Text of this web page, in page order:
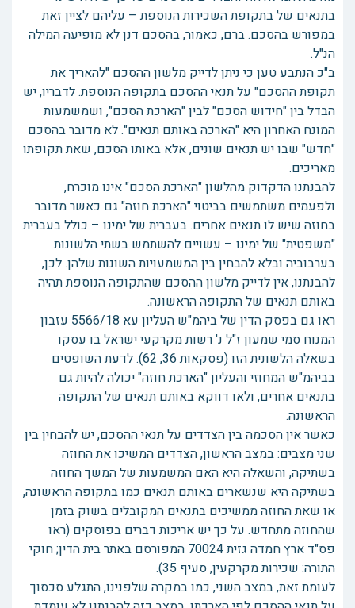
בתנאים של בתקופת השכירות הנוספת – עליהם לציין זאת
במפורש בהסכם. ברם, כאמור, בהסכם דנן לא מופיעה המילה
הנ"ל.
ב"כ הנתבע טען כי ניתן לדייק מלשון ההסכם "להאריך את
תקופת ההסכם" על תנאי ההסכם בתקופה הנוספת. לדבריו, יש
הבדל בין "חידוש הסכם" לבין "הארכת הסכם", ושמשמעות
המונח האחרון היא "הארכה באותם תנאים". לא מדובר בהסכם
"חדש" שבו יש תנאים שונים, אלא באותו הסכם, שאת תקופתו
מאריכים.
להבנתנו הדקדוק מהלשון "הארכת הסכם" אינו מוכרח,
ולפעמים משתמשים בביטוי "הארכת חוזה" גם כאשר מדובר
בחוזה שיש לו תנאים אחרים. בעברית של ימינו – כולל בעברית
"משפטית" של ימינו – עשויים להשתמש בשתי הלשונות
בערבוביה ובלא להבחין בין המשמעויות השונות שלהן. לכן,
להבנתנו, אין לדייק מלשון ההסכם שהתקופה הנוספת תהיה
באותם תנאים של התקופה הראשונה.
ראו גם בפסק הדין של ביהמ"ש העליון עא 5566/18 עזבון
המנוח סמי שמעון ז"ל נ' רשות מקרקעי ישראל בו עסקו
בשאלה הלשונית הזו (פסקאות 36, 62). לדעת השופטים
בביהמ"ש המחוזי והעליון "הארכת חוזה" יכולה להיות גם
בתנאים אחרים, ולאו דווקא באותם תנאים של התקופה
הראשונה.
כאשר אין הסכמה בין הצדדים על תנאי ההסכם, יש להבחין בין
שני מצבים: במצב הראשון, הצדדים המשיכו את החוזה
בשתיקה, והשאלה היא האם המשמעות של המשך החוזה
בשתיקה היא שנשארים באותם תנאים כמו בתקופה הראשונה,
או שאת החוזה ממשיכים בתנאים המקובלים בשוק בזמן
שהחוזה מתחדש. על כך יש אריכות דברים בפוסקים (ראו
פס"ד ארץ חמדה גזית 70024 המפורסם באתר בית הדין; חוקי
התורה: שכירות מקרקעין, סעיף 35).
לעומת זאת, במצב השני, כמו במקרה שלפנינו, התגלע סכסוך